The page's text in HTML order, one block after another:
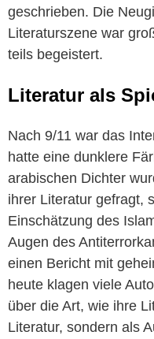
geschrieben. Die
Literaturszene war
teils begeistert.
Literatur als
Nach 9/11 war das
hatte eine dunklere
arabischen Dichter
ihrer Literatur gefragt,
Einschätzung des
Augen des
einen Bericht mit
heute klagen viele
über die Art, wie ihre
Literatur, sondern als